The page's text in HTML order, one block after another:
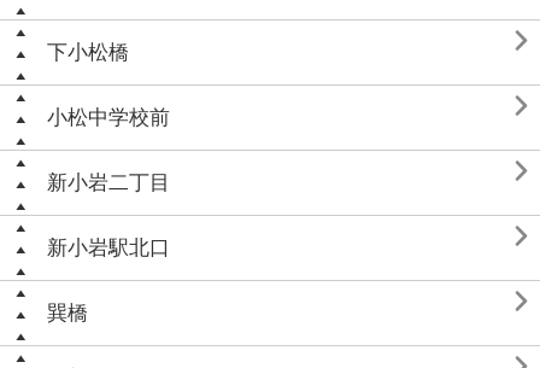
下小松橋 
小松中学校前 
新小岩二丁目 
新小岩駅北口 
巽橋 